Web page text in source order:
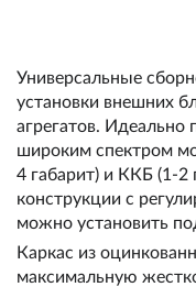
Универсальные
установки внешних
агрегатов.
широким спектром
4 габарит) и ККБ (1-2
конструкции с
можно установить
Каркас из
максимальную